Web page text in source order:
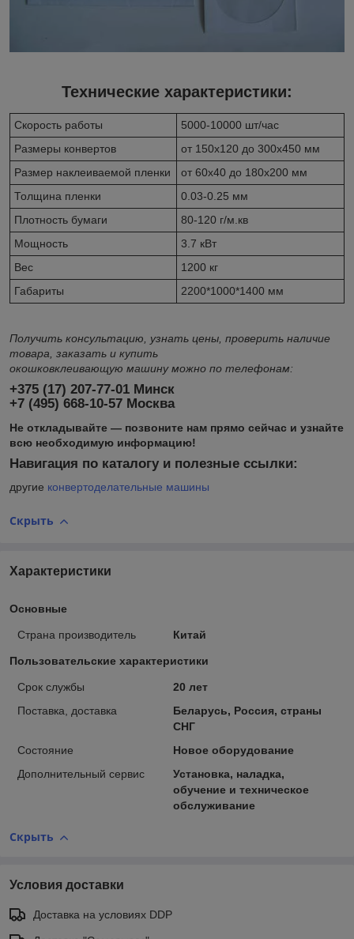
Технические характеристики:
Скорость работы
5000-10000 шт/час
Размеры конвертов
от 150х120 до 300х450 мм
Размер наклеиваемой пленки
от 60х40 до 180х200 мм
Толщина пленки
0.03-0.25 мм
Плотность бумаги
80-120 г/м.кв
Мощность
3.7 кВт
Вес
1200 кг
Габариты
2200*1000*1400 мм
Получить консультацию, узнать цены, проверить наличие
товара, заказать и купить
окошковклеивающую машину можно по телефонам:
+375 (17) 207-77-01 Минск
+7 (495) 668-10-57 Москва
Не откладывайте ― позвоните нам прямо сейчас и узнайте
всю необходимую информацию!
Навигация по каталогу и полезные ссылки:
другие конвертоделательные машины
Скрыть
Характеристики
Основные
Страна производитель Китай
Пользовательские характеристики
Срок службы
20 лет
Поставка, доставка
Беларусь, Россия, страны
СНГ
Состояние
Новое оборудование
Дополнительный сервис
Установка, наладка,
обучение и техническое
обслуживание
Скрыть
Условия доставки
Доставка на условиях DDP